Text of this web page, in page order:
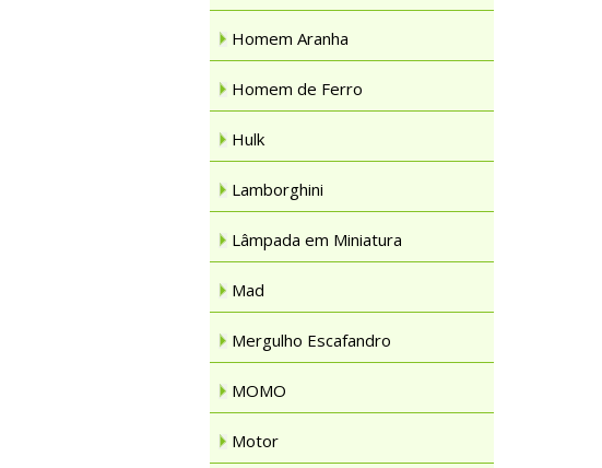
Homem Aranha
Homem de Ferro
Hulk
Lamborghini
Lâmpada em Miniatura
Mad
Mergulho Escafandro
MOMO
Motor